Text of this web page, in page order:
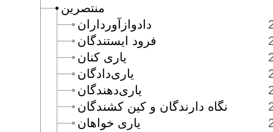
منتصرين
دادوازآورداران
فرود ايستندگان
يارى كنان
يارى‌دادگان
يارى‌دهندگان
نگاه دارندگان و كين كشندگان
يارى خواهان